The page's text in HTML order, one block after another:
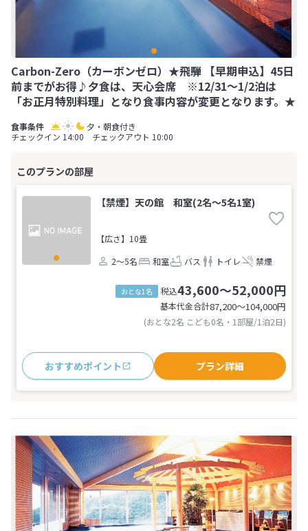
Carbon-Zero（カーボンゼロ）★飛騨 【早期申込】45日
前までがお得♪夕食は、天心会席 ※12/31～1/2泊は
「お正月特別料理」となり食事内容が変更となります。★
夕・朝食付き
チェックイン 14:00 チェックアウト 10:00
【禁煙】天の館 和室(2名～5名1室)
【広さ】10畳
2～5名
和室 バス トイレ 禁煙
おとな1名 税込43,600～52,000円
基本代金合計87,200〜104,000円
(おとな2名 こども0名・1部屋/1泊2日)
おすすめポイント プラン詳細